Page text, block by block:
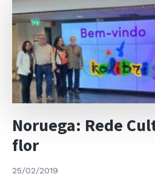
foi
condecorado
com
a
Ordem
Real
da
Polar
Noruega: Rede
flor
25/02/2019